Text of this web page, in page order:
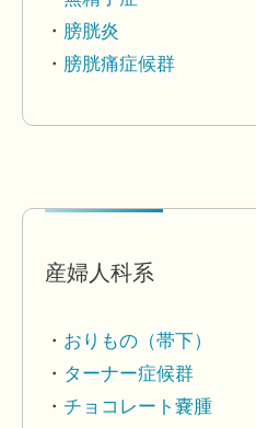
膀胱炎
膀胱痛症候群
産婦人科系
おりもの（帯下）
ターナー症候群
チョコレート嚢腫